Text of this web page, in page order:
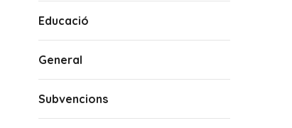
Educació
General
Subvencions